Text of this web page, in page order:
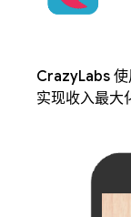
CrazyLabs
实现收入最大